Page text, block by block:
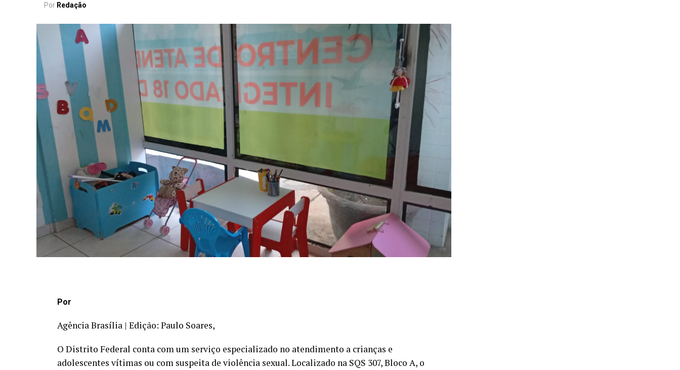
Por Redação
Por
Agência Brasília | Edição: Paulo Soares,
O Distrito Federal conta com um serviço especializado no atendimento a crianças e
adolescentes vítimas ou com suspeita de violência sexual. Localizado na SQS 307, Bloco A, o